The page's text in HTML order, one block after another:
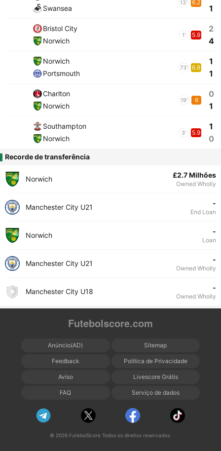
Swansea
13' 6.2
1
Bristol City
Norwich
1' 5.9
2
4
Norwich
Portsmouth
73' 6.8
1
1
Charlton
Norwich
19' 6
0
1
Southampton
Norwich
3' 5.9
1
0
Recorde de transferência
Norwich £2.7 Milhões
Owned Wholly
Manchester City U21 -
End Loan
Norwich -
Loan
Manchester City U21 -
Owned Wholly
Manchester City U18 -
Owned Wholly
Futebolscore.com
Anúncio(AD) Sitemap
Feedback Política de Privacidade
Aviso Livescore Grátis
FAQ Serviço de dados
© 2026 FutebolScore Todos os direitos reservados.